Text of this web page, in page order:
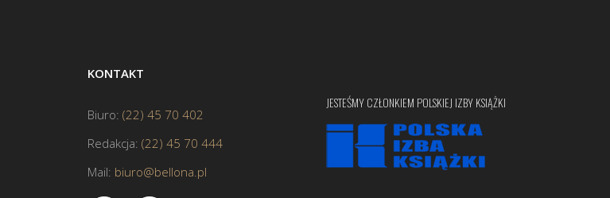
KONTAKT
Biuro: (22) 45 70 402
Redakcja: (22) 45 70 444
Mail: biuro@bellona.pl
JESTEŚMY CZŁONKIEM POLSKIEJ IZBY KSIĄŻKI